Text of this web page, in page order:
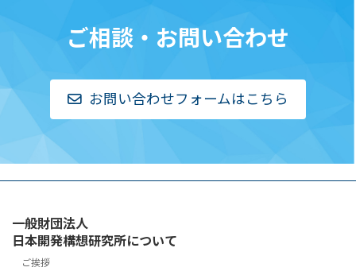
ご相談・お問い合わせ
お問い合わせフォームはこちら
一般財団法人
日本開発構想研究所について
ご挨拶